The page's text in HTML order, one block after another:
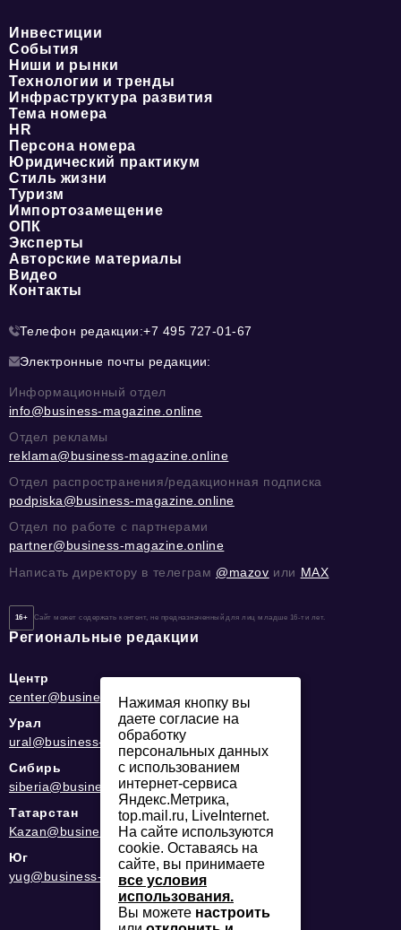
Инвестиции
События
Ниши и рынки
Технологии и тренды
Инфраструктура развития
Тема номера
HR
Персона номера
Юридический практикум
Стиль жизни
Туризм
Импортозамещение
ОПК
Эксперты
Авторские материалы
Видео
Контакты
Телефон редакции:+7 495 727-01-67
Электронные почты редакции:
Информационный отдел
info@business-magazine.online
Отдел рекламы
reklama@business-magazine.online
Отдел распространения/редакционная подписка
podpiska@business-magazine.online
Отдел по работе с партнерами
partner@business-magazine.online
Написать директору в телеграм @mazov или MAX
16+ Сайт может содержать контент, не предназначенный для лиц младше 16-ти лет.
Региональные редакции
Центр
center@business-magazine.online
Урал
ural@business-magazine.online
Сибирь
siberia@business-magazine.online
Татарстан
Kazan@business-magazine.online
Юг
yug@business-magazine.online
Нажимая кнопку вы
даете согласие на
обработку
персональных данных
с использованием
интернет-сервиса
Яндекс.Метрика,
top.mail.ru, LiveInternet.
На сайте используются
cookie. Оставаясь на
сайте, вы принимаете
все условия
использования.
Вы можете настроить